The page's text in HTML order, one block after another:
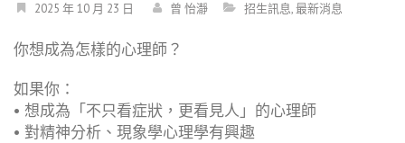
2025 年 10 月 23 日 曾 怡瀞 招生訊息,最新消息
你想成為怎樣的心理師？
如果你：
• 想成為「不只看症狀，更看見人」的心理師
• 對精神分析、現象學心理學有興趣